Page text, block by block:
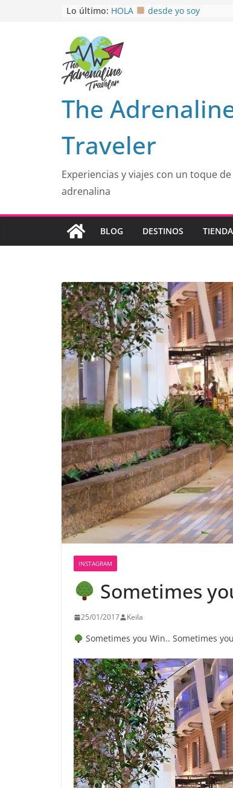
Lo último: HOLA
desde yo soy
EL SENDERO DEL CACAO:
opción
HOSPEDAJE AL NATURALSHH !!
En
MULITO!
The
Traveler
Experiencias y viajes con un toque de
adrenalina
BLOG DESTINOS TIENDA
INSTAGRAM
Sometimes
25/01/2017 Keila
Sometimes you Win.. Sometimes